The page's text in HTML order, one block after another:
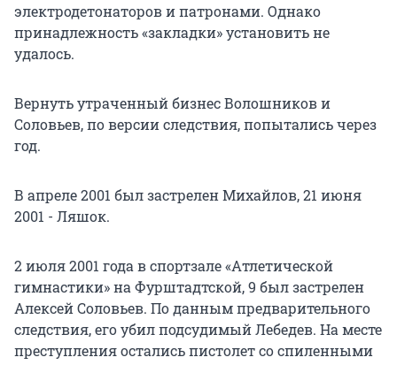
электродетонаторов и патронами. Однако
принадлежность «закладки» установить не
удалось.
Вернуть утраченный бизнес Волошников и
Соловьев, по версии следствия, попытались через
год.
В апреле 2001 был застрелен Михайлов, 21 июня
2001 - Ляшок.
2 июля 2001 года в спортзале «Атлетической
гимнастики» на Фурштадтской, 9 был застрелен
Алексей Соловьев. По данным предварительного
следствия, его убил подсудимый Лебедев. На месте
преступления остались пистолет со спиленными